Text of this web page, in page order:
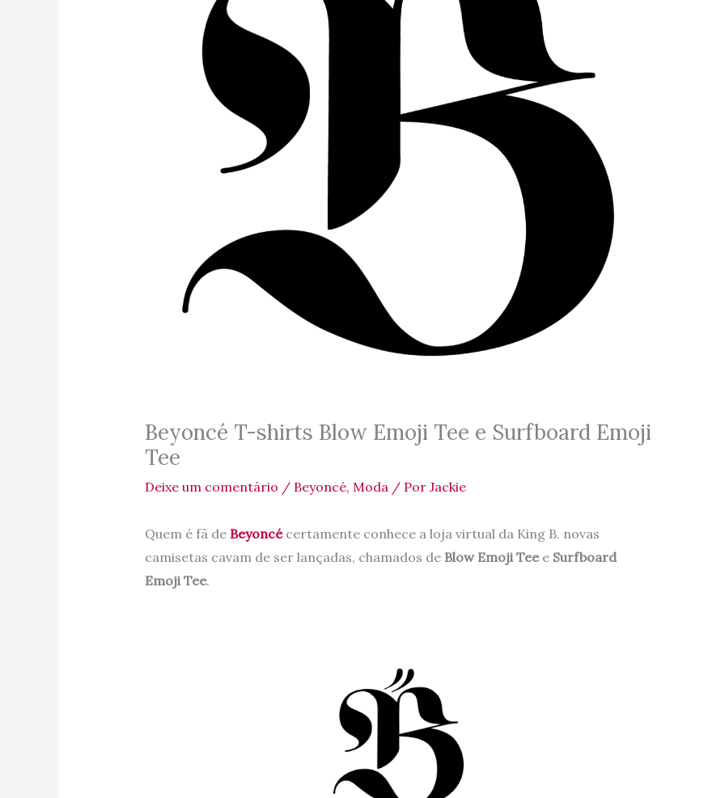
Beyoncé T-shirts Blow Emoji Tee e Surfboard Emoji
Tee
Deixe um comentário / Beyoncé, Moda / Por Jackie
Quem é fã de Beyoncécertamente conhece a loja virtual da King B. novas
camisetas cavam de ser lançadas, chamados de Blow Emoji Teee Surfboard
Emoji Tee.